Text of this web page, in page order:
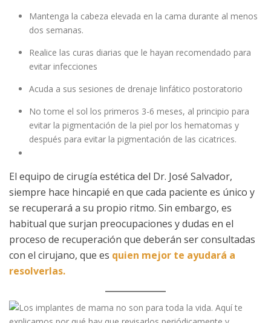
Mantenga la cabeza elevada en la cama durante al menos
dos semanas.
Realice las curas diarias que le hayan recomendado para
evitar infecciones
Acuda a sus sesiones de drenaje linfático postoratorio
No tome el sol los primeros 3-6 meses, al principio para
evitar la pigmentación de la piel por los hematomas y
después para evitar la pigmentación de las cicatrices.
El equipo de cirugía estética del Dr. José Salvador,
siempre hace hincapié en que cada paciente es único y
se recuperará a su propio ritmo. Sin embargo, es
habitual que surjan preocupaciones y dudas en el
proceso de recuperación que deberán ser consultadas
con el cirujano, que es quien mejor te ayudará a
resolverlas.